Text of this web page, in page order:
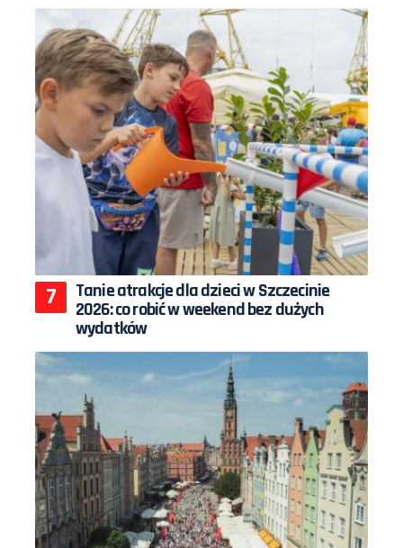
Tanie atrakcje dla dzieci w Szczecinie
2026: co robić w weekend bez dużych
wydatków